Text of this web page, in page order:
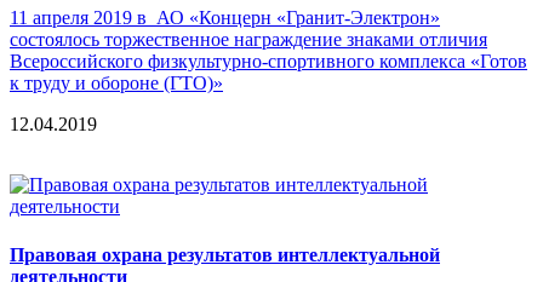
11 апреля 2019 в АО «Концерн «Гранит-Электрон»
состоялось торжественное награждение знаками отличия
Всероссийского физкультурно-спортивного комплекса «Готов
к труду и обороне (ГТО)»
12.04.2019
Правовая охрана результатов интеллектуальной
деятельности